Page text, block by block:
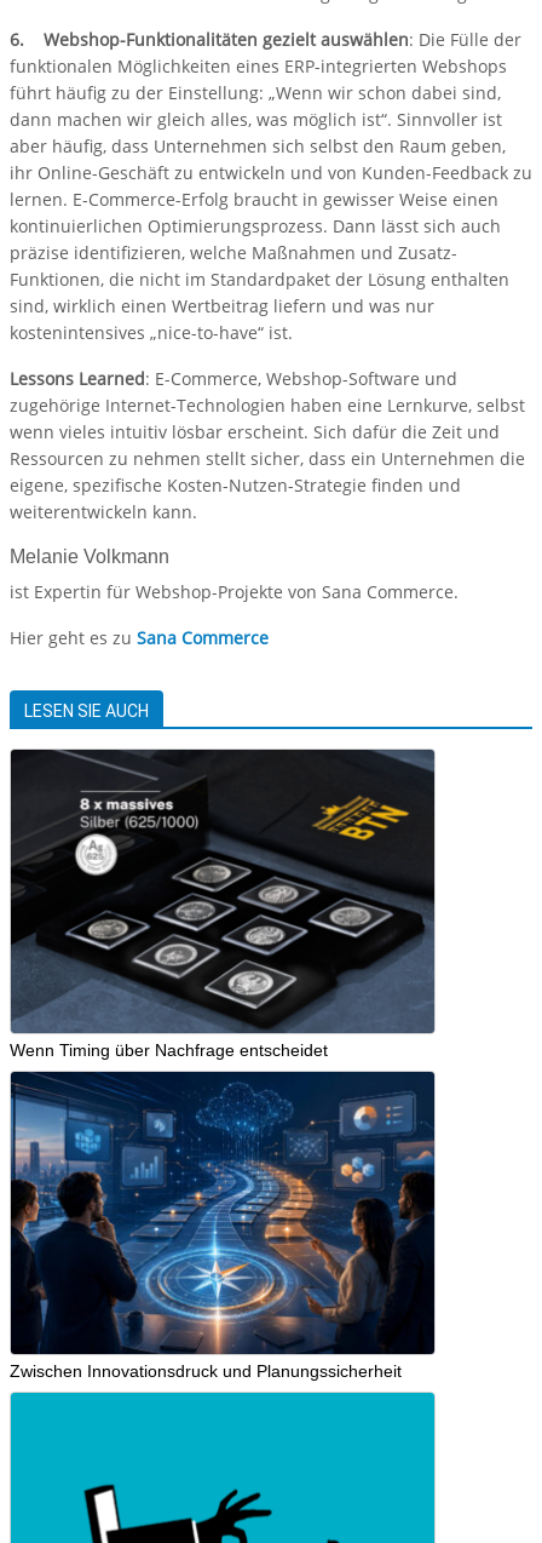
6. Webshop-Funktionalitäten gezielt auswählen: Die Fülle der
funktionalen Möglichkeiten eines ERP-integrierten Webshops
führt häufig zu der Einstellung: „Wenn wir schon dabei sind,
dann machen wir gleich alles, was möglich ist“. Sinnvoller ist
aber häufig, dass Unternehmen sich selbst den Raum geben,
ihr Online-Geschäft zu entwickeln und von Kunden-Feedback zu
lernen. E-Commerce-Erfolg braucht in gewisser Weise einen
kontinuierlichen Optimierungsprozess. Dann lässt sich auch
präzise identifizieren, welche Maßnahmen und Zusatz-
Funktionen, die nicht im Standardpaket der Lösung enthalten
sind, wirklich einen Wertbeitrag liefern und was nur
kostenintensives „nice-to-have“ ist.
Lessons Learned: E-Commerce, Webshop-Software und
zugehörige Internet-Technologien haben eine Lernkurve, selbst
wenn vieles intuitiv lösbar erscheint. Sich dafür die Zeit und
Ressourcen zu nehmen stellt sicher, dass ein Unternehmen die
eigene, spezifische Kosten-Nutzen-Strategie finden und
weiterentwickeln kann.
Melanie Volkmann
ist Expertin für Webshop-Projekte von Sana Commerce.
Hier geht es zu Sana Commerce
LESEN SIE AUCH
Wenn Timing über Nachfrage entscheidet
Zwischen Innovationsdruck und Planungssicherheit